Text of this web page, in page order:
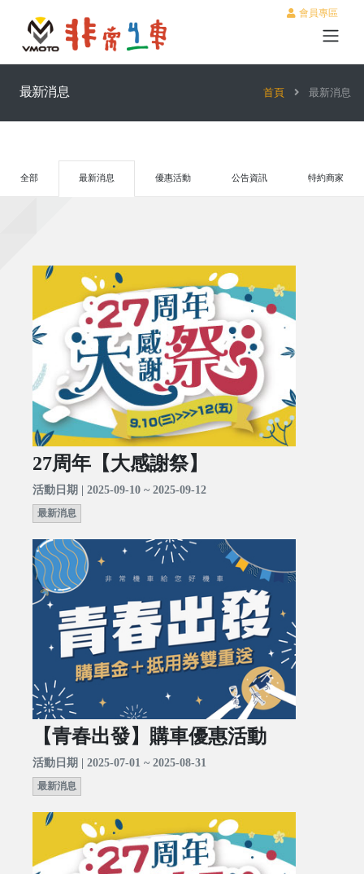
會員專區
最新消息 首頁 最新消息
全部 最新消息 優惠活動 公告資訊 特約商家
27周年【大感謝祭】
活動日期 | 2025-09-10 ~ 2025-09-12
最新消息
【青春出發】購車優惠活動
活動日期 | 2025-07-01 ~ 2025-08-31
最新消息